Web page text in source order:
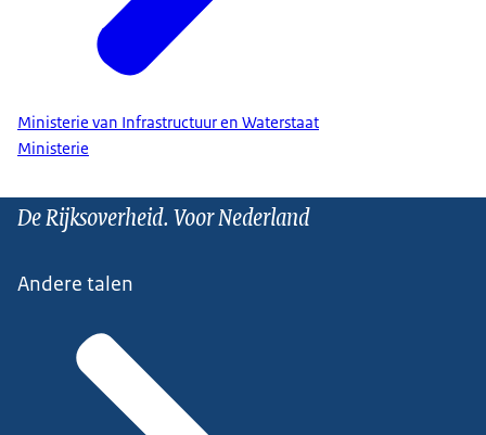
Ministerie van Infrastructuur en Waterstaat
Ministerie
De Rijksoverheid. Voor Nederland
Andere talen